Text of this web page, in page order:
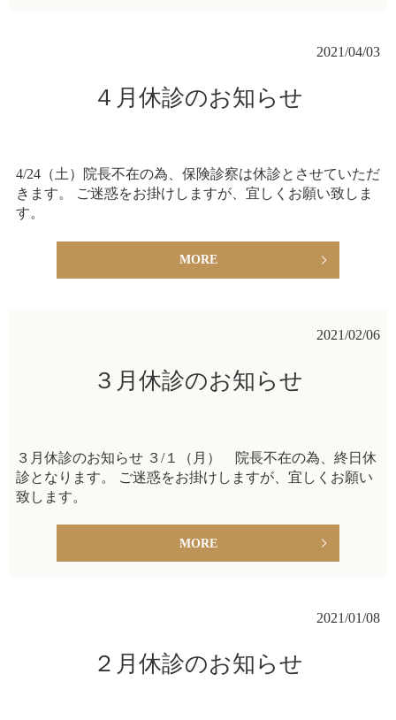
2021/04/03
４月休診のお知らせ
4/24（土）院長不在の為、保険診察は休診とさせていただ
きます。 ご迷惑をお掛けしますが、宜しくお願い致しま
す。
MORE
2021/02/06
３月休診のお知らせ
３月休診のお知らせ ３/１（月） 院長不在の為、終日休
診となります。 ご迷惑をお掛けしますが、宜しくお願い
致します。
MORE
2021/01/08
２月休診のお知らせ